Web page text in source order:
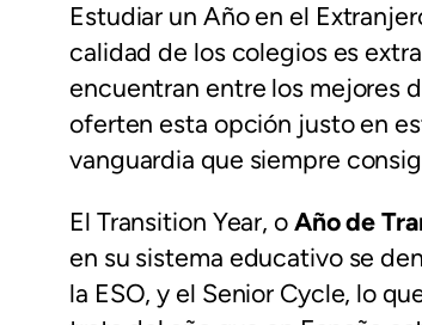
Estudiar un Año en el
calidad de los colegios es
encuentran entre los mejores
oferten esta opción justo en
vanguardia que siempre
El Transition Year, o Año de
en su sistema educativo se
la ESO, y el Senior Cycle, lo